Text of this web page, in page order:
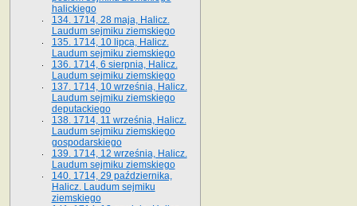
halickiego
134. 1714, 28 maja, Halicz.
Laudum sejmiku ziemskiego
135. 1714, 10 lipca, Halicz.
Laudum sejmiku ziemskiego
136. 1714, 6 sierpnia, Halicz.
Laudum sejmiku ziemskiego
137. 1714, 10 września, Halicz.
Laudum sejmiku ziemskiego
deputackiego
138. 1714, 11 września, Halicz.
Laudum sejmiku ziemskiego
gospodarskiego
139. 1714, 12 września, Halicz.
Laudum sejmiku ziemskiego
140. 1714, 29 października,
Halicz. Laudum sejmiku
ziemskiego